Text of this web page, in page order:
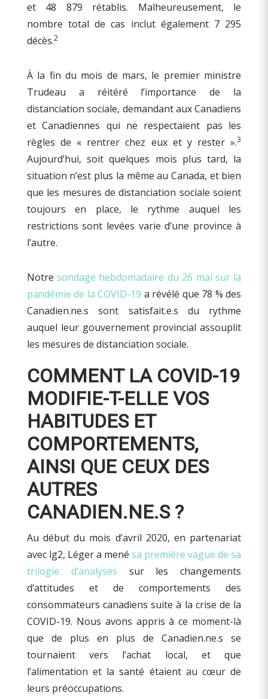
et 48 879 rétablis. Malheureusement, le
nombre total de cas inclut également 7 295
décès.2
À la fin du mois de mars, le premier ministre
Trudeau a réitéré l’importance de la
distanciation sociale, demandant aux Canadiens
et Canadiennes qui ne respectaient pas les
règles de « rentrer chez eux et y rester ».3
Aujourd’hui, soit quelques mois plus tard, la
situation n’est plus la même au Canada, et bien
que les mesures de distanciation sociale soient
toujours en place, le rythme auquel les
restrictions sont levées varie d’une province à
l’autre.
Notresondage hebdomadaire du 26 mai sur la
pandémie de la COVID-19 a révélé que 78 % des
Canadien.ne.s sont satisfait.e.s du rythme
auquel leur gouvernement provincial assouplit
les mesures de distanciation sociale.
COMMENT LA COVID-19
MODIFIE-T-ELLE VOS
HABITUDES ET
COMPORTEMENTS,
AINSI QUE CEUX DES
AUTRES
CANADIEN.NE.S ?
Au début du mois d’avril 2020, en partenariat
avec lg2, Léger a menésa première vague de sa
trilogie d’analyses sur les changements
d’attitudes et de comportements des
consommateurs canadiens suite à la crise de la
COVID-19. Nous avons appris à ce moment-là
que de plus en plus de Canadien.ne.s se
tournaient vers l’achat local, et que
l’alimentation et la santé étaient au cœur de
leurs préoccupations.